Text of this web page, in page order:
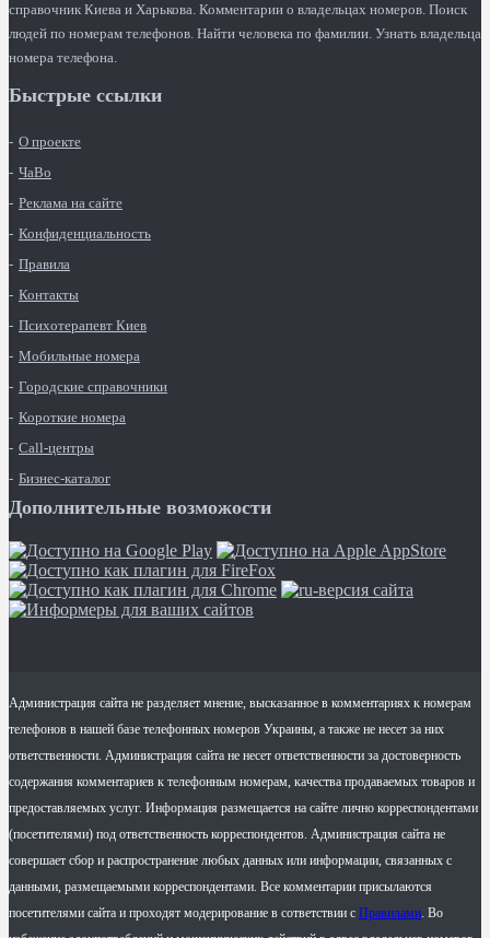
справочник Киева и Харькова. Комментарии о владельцах номеров. Поиск
людей по номерам телефонов. Найти человека по фамилии. Узнать владельца
номера телефона.
Быстрые ссылки
О проекте
ЧаВо
Реклама на сайте
Конфиденциальность
Правила
Контакты
Психотерапевт Киев
Мобильные номера
Городские справочники
Короткие номера
Call-центры
Бизнес-каталог
Дополнительные возможости
Администрация сайта не разделяет мнение, высказанное в комментариях к номерам
телефонов в нашей базе телефонных номеров Украины, а также не несет за них
ответственности. Администрация сайта не несет ответственности за достоверность
содержания комментариев к телефонным номерам, качества продаваемых товаров и
предоставляемых услуг. Информация размещается на сайте лично корреспондентами
(посетителями) под ответственность корреспондентов. Администрация сайта не
совершает сбор и распространение любых данных или информации, связанных с
данными, размещаемыми корреспондентами. Все комментарии присылаются
посетителями сайта и проходят модерирование в сответствии с Правилами. Во